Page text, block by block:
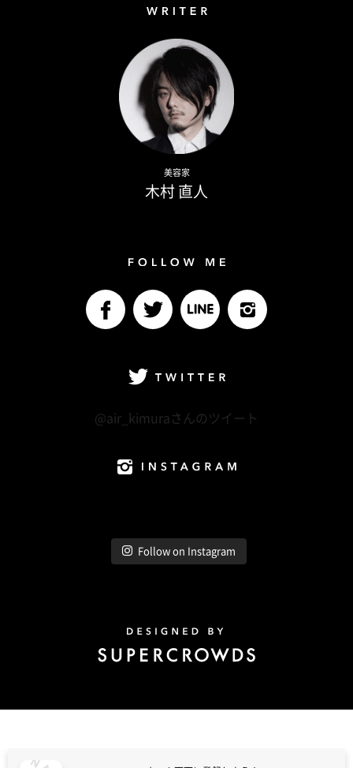
美容家
木村 直人
@air_kimuraさんのツイート
Follow on Instagram